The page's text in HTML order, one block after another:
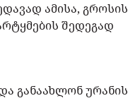
ამისა, გროსის
შედეგად
განაახლონ ურანის